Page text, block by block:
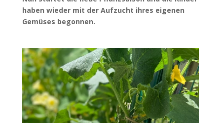
haben wieder mit der Aufzucht ihres eigenen
Gemüses begonnen.